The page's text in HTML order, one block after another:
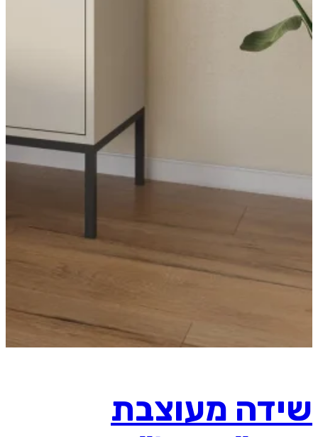
שידה מעוצבת